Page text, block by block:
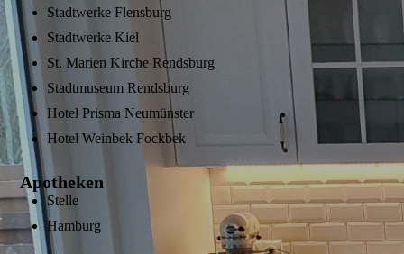
Stadtwerke Flensburg
Stadtwerke Kiel
St. Marien Kirche Rendsburg
Stadtmuseum Rendsburg
Hotel Prisma Neumünster
Hotel Weinbek Fockbek
Apotheken
Stelle
Hamburg